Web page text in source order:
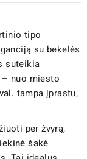
tipo
su bekelės
suteikia
nuo miesto
tampa įprastu,
per žvyrą,
šakė